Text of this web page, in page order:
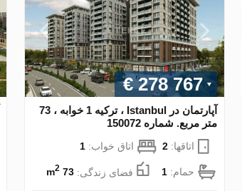
€ 278 767
آپارتمان در Istanbul ، ترکیه 1 خوابه ، 73
متر مربع. شماره 150072
اتاقها: 2 اتاق خواب: 1
حمام: 1 فضای زندگی: 73 m
2